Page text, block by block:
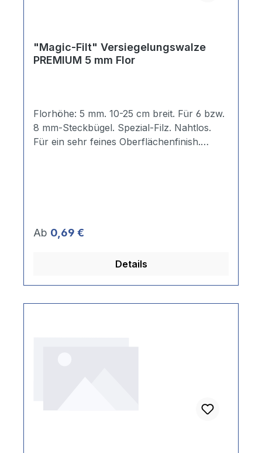
"Magic-Filt" Versiegelungswalze
PREMIUM 5 mm Flor
Florhöhe: 5 mm. 10-25 cm breit. Für 6 bzw.
8 mm-Steckbügel. Spezial-Filz. Nahtlos.
Für ein sehr feines Oberflächenfinish.
Regulärer Preis:
Ab 0,69 €
Details